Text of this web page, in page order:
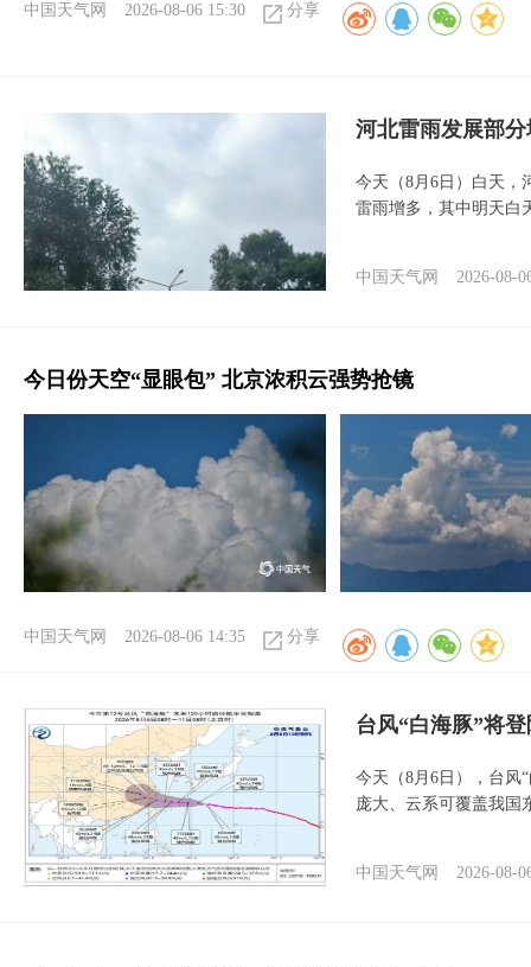
中国天气网 2026-08-06 15:30 分享
河北雷雨发展部
今天（8月6日）白天，
雷雨增多，其中明天白
中国天气网 2026-08-
今日份天空“显眼包” 北京浓积云强势抢镜
中国天气网 2026-08-06 14:35 分享
台风“白海豚”将
今天（8月6日），台风
庞大、云系可覆盖我国
中国天气网 2026-08-